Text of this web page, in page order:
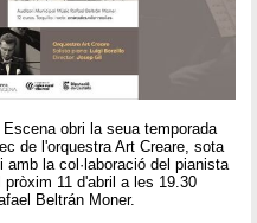
obri la seua temporada
de l'orquestra Art Creare, sota
la col·laboració del pianista
pròxim 11 d'abril a les 19.30
Beltrán Moner.